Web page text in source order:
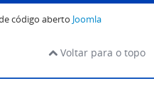
código aberto Joomla
Voltar para o topo